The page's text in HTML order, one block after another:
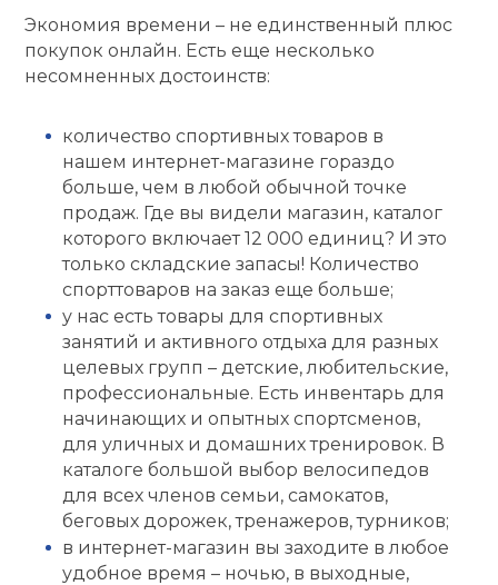
Экономия времени – не единственный плюс
покупок онлайн. Есть еще несколько
несомненных достоинств:
количество спортивных товаров в
нашем интернет-магазине гораздо
больше, чем в любой обычной точке
продаж. Где вы видели магазин, каталог
которого включает 12 000 единиц? И это
только складские запасы! Количество
спорттоваров на заказ еще больше;
у нас есть товары для спортивных
занятий и активного отдыха для разных
целевых групп – детские, любительские,
профессиональные. Есть инвентарь для
начинающих и опытных спортсменов,
для уличных и домашних тренировок. В
каталоге большой выбор велосипедов
для всех членов семьи, самокатов,
беговых дорожек, тренажеров, турников;
в интернет-магазин вы заходите в любое
удобное время – ночью, в выходные,